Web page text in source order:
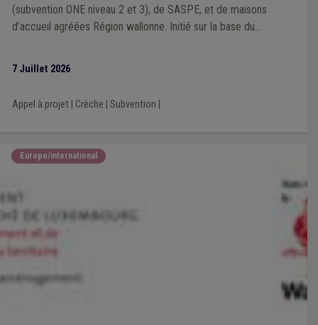
(subvention ONE niveau 2 et 3), de SASPE, et de maisons
d’accueil agréées Région wallonne. Initié sur la base du
des infrastructures et des équipements des milieux d’accueil
7 Juillet 2026
Appel à projet| Crèche Subvention
Europe/international